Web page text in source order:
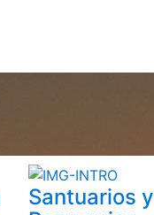
Santuarios y